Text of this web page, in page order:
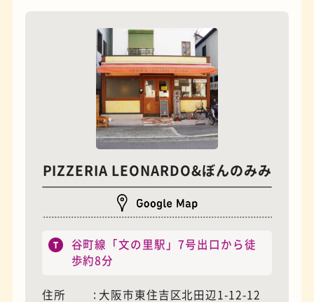
石窯ピザ
PIZZERIA LEONARDO&ぼんのみみ
谷町線「文の里駅」7号出口から徒
歩約8分
住所
大阪市東住吉区北田辺1-12-12